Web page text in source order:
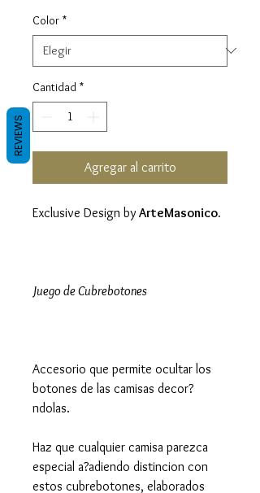
Color *
Cantidad *
Agregar al carrito
Exclusive Design by ArteMasonico.
Juego de Cubrebotones
Accesorio que permite ocultar los
botones de las camisas decor?
ndolas.
Haz que cualquier camisa parezca
especial a?adiendo distincion con
estos cubrebotones, elaborados
REVIEWS